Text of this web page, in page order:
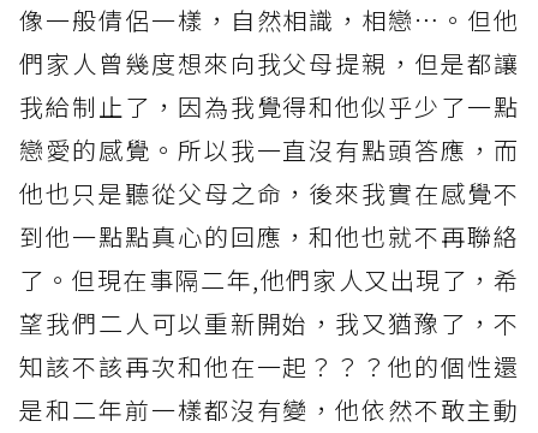
像一般倩侶一樣，自然相識，相戀⋯。但他
們家人曾幾度想來向我父母提親，但是都讓
我給制止了，因為我覺得和他似乎少了一點
戀愛的感覺。所以我一直沒有點頭答應，而
他也只是聽從父母之命，後來我實在感覺不
到他一點點真心的回應，和他也就不再聯絡
了。但現在事隔二年,他們家人又出現了，希
望我們二人可以重新開始，我又猶豫了，不
知該不該再次和他在一起？？？他的個性還
是和二年前一樣都沒有變，他依然不敢主動